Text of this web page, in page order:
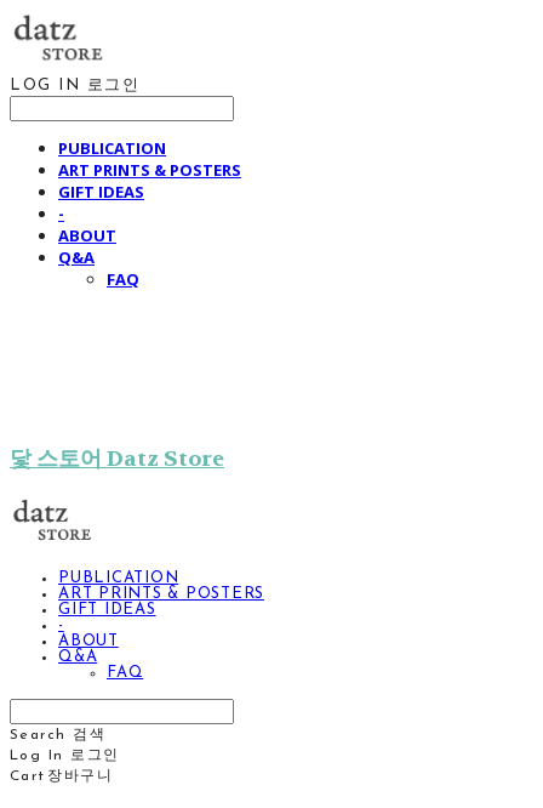
LOG IN 로그인
PUBLICATION
ART PRINTS & POSTERS
GIFT IDEAS
-
ABOUT
Q&A
FAQ
닻 스토어 Datz Store
PUBLICATION
ART PRINTS & POSTERS
GIFT IDEAS
-
ABOUT
Q&A
FAQ
Search
검색
Log In
로그인
Cart 장바구니